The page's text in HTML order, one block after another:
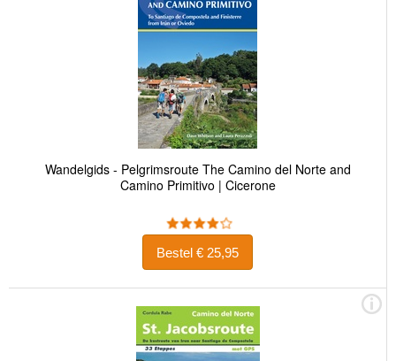
Wandelgids - Pelgrimsroute The Camino del Norte and
Camino Primitivo | Cicerone
Bestel € 25,95